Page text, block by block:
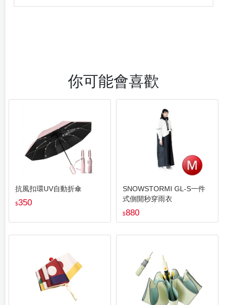
你可能會喜歡
抗風扣環UV自動折傘
$350
SNOWSTORMI GL-S一件
式側開秒穿雨衣
$880